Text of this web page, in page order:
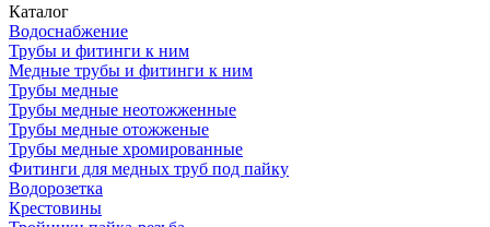
Каталог
Водоснабжение
Трубы и фитинги к ним
Медные трубы и фитинги к ним
Трубы медные
Трубы медные неотожженные
Трубы медные отожженые
Трубы медные хромированные
Фитинги для медных труб под пайку
Водорозетка
Крестовины